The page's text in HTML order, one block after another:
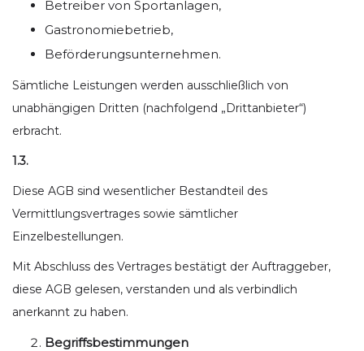
Betreiber von Sportanlagen,
Gastronomiebetrieb,
Beförderungsunternehmen.
Sämtliche Leistungen werden ausschließlich von
unabhängigen Dritten (nachfolgend „Drittanbieter“)
erbracht.
1.3.
Diese AGB sind wesentlicher Bestandteil des
Vermittlungsvertrages sowie sämtlicher
Einzelbestellungen.
Mit Abschluss des Vertrages bestätigt der Auftraggeber,
diese AGB gelesen, verstanden und als verbindlich
anerkannt zu haben.
Begriffsbestimmungen